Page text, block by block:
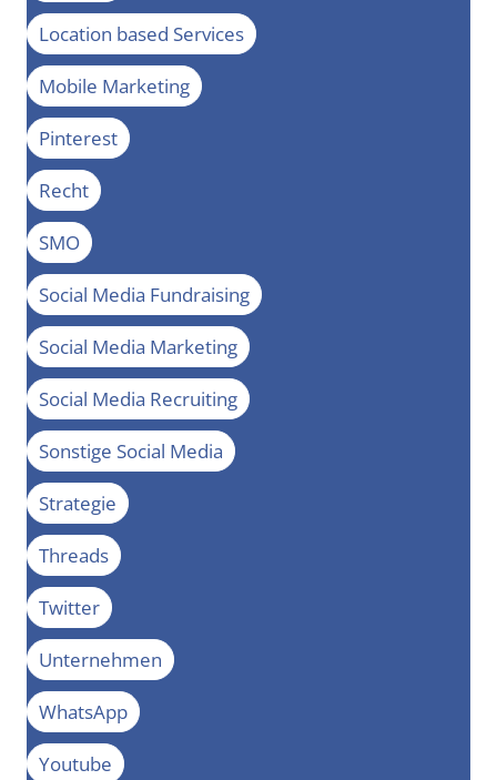
Location based Services
Mobile Marketing
Pinterest
Recht
SMO
Social Media Fundraising
Social Media Marketing
Social Media Recruiting
Sonstige Social Media
Strategie
Threads
Twitter
Unternehmen
WhatsApp
Youtube